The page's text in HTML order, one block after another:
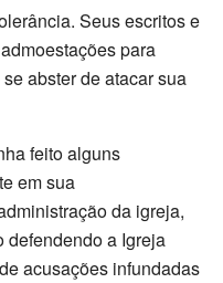
Seus escritos e
para
abster de atacar sua
feito alguns
em sua
da igreja,
defendendo a Igreja
acusações infundadas